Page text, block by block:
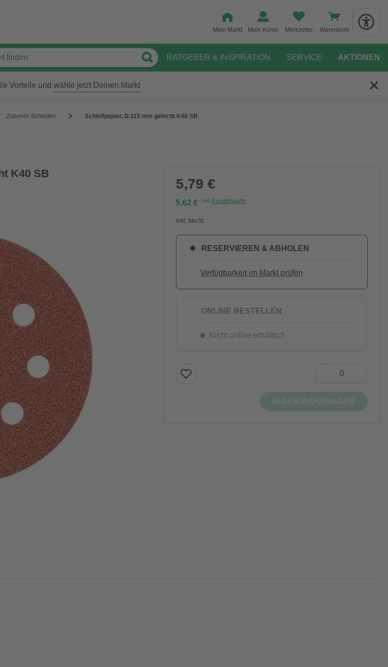
Mein Markt Mein Konto Merkzettel Warenkorb
RATGEBER & INSPIRATION SERVICE AKTIONEN
Vorteile und wähle jetzt Deinen Markt
Zubehör Schleifen Schleifpapier, D.115 mm gelocht K40 SB
K40 SB
5,79 €
5,62 € mit Kundenkarte
Inkl. MwSt.
RESERVIEREN & ABHOLEN
Verfügbarkeit im Markt prüfen
ONLINE BESTELLEN
Nicht online erhältlich